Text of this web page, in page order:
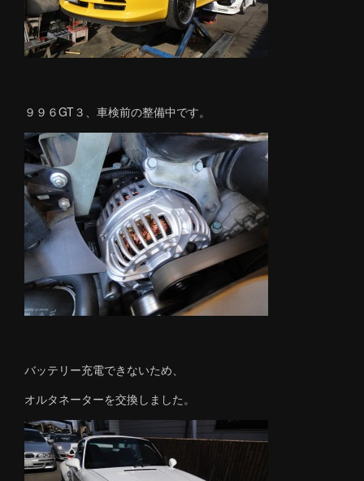
９９６GT３、車検前の整備中です。
バッテリー充電できないため、
オルタネーターを交換しました。